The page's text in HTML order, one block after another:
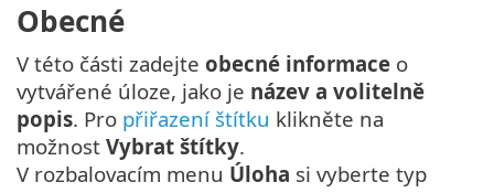
Obecné
V této části zadejte obecné informace o
vytvářené úloze, jako je název a volitelně
popis. Pro přiřazení štítku klikněte na
možnost Vybrat štítky.
V rozbalovacím menu Úloha si vyberte typ